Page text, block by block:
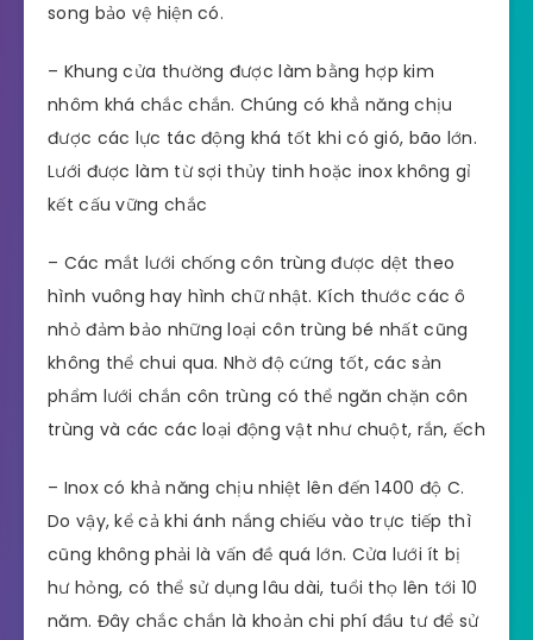
song bảo vệ hiện có.
– Khung cửa thường được làm bằng hợp kim
nhôm khá chắc chắn. Chúng có khẳ năng chịu
được các lực tác động khá tốt khi có gió, bão lớn.
Lưới được làm từ sợi thủy tinh hoặc inox không gỉ
kết cấu vững chắc
– Các mắt lưới chống côn trùng được dệt theo
hình vuông hay hình chữ nhật. Kích thước các ô
nhỏ đảm bảo những loại côn trùng bé nhất cũng
không thể chui qua. Nhờ độ cứng tốt, các sản
phẩm lưới chắn côn trùng có thể ngăn chặn côn
trùng và các các loại động vật như chuột, rắn, ếch
– Inox có khả năng chịu nhiệt lên đến 1400 độ C.
Do vậy, kể cả khi ánh nắng chiếu vào trực tiếp thì
cũng không phải là vấn đề quá lớn. Cửa lưới ít bị
hư hỏng, có thể sử dụng lâu dài, tuổi thọ lên tới 10
năm. Đây chắc chắn là khoản chi phí đầu tư để sử